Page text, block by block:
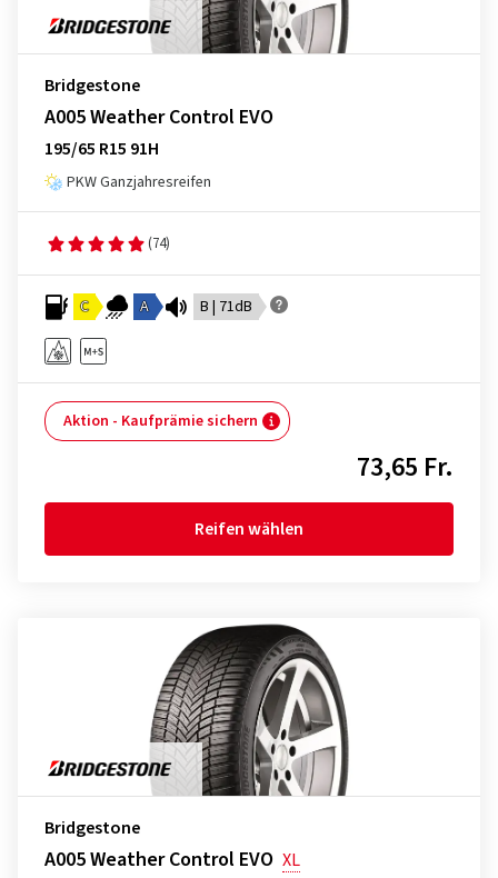
Bridgestone
A005 Weather Control EVO
195/65 R15 91H
PKW Ganzjahresreifen
(74)
C A B | 71dB
Aktion - Kaufprämie sichern
73,65 Fr.
Reifen wählen
Bridgestone
A005 Weather Control EVO XL